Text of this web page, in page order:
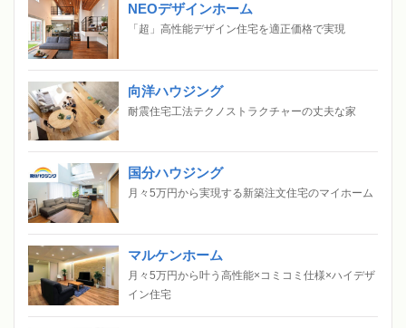
NEOデザインホーム
「超」高性能デザイン住宅を適正価格で実現
向洋ハウジング
耐震住宅工法テクノストラクチャーの丈夫な家
国分ハウジング
月々5万円から実現する新築注文住宅のマイホーム
マルケンホーム
月々5万円から叶う高性能×コミコミ仕様×ハイデザ
イン住宅